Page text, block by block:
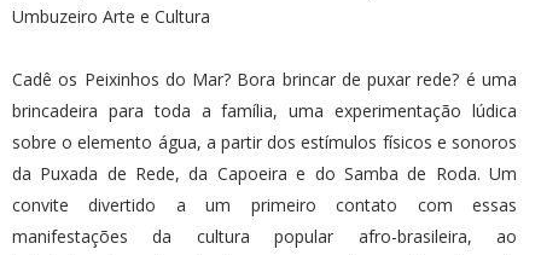
Umbuzeiro Arte e Cultura
Cadê os Peixinhos do Mar? Bora brincar de puxar rede? é uma
brincadeira para toda a família, uma experimentação lúdica
sobre o elemento água, a partir dos estímulos físicos e sonoros
da Puxada de Rede, da Capoeira e do Samba de Roda. Um
convite divertido a um primeiro contato com essas
manifestações da cultura popular afro-brasileira, ao